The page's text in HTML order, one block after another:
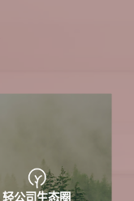
轻公司生态圈